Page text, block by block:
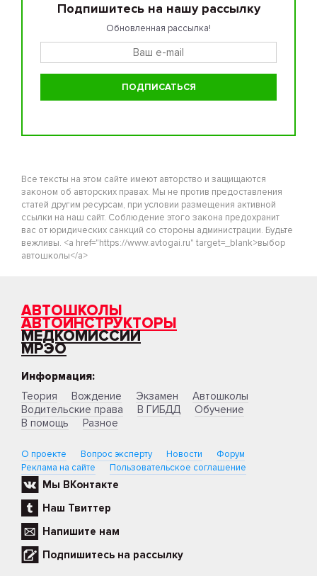
Подпишитесь на нашу рассылку
Обновленная рассылка!
Все тексты на этом сайте имеют авторство и защищаются
законом об авторских правах. Мы не против предоставления
статей другим ресурсам, при условии размещения активной
ссылки на наш сайт. Соблюдение этого закона предохранит
вас от юридических санкций со стороны администрации. Будьте
вежливы. <a href="https://www.avtogai.ru" target=_blank>выбор
автошколы</a>
АВТОШКОЛЫ
АВТОИНСТРУКТОРЫ
МЕДКОМИССИИ
МРЭО
Информация:
Теория
Вождение Экзамен
Автошколы
Водительские права
В ГИБДД
Обучение
В помощь
Разное
О проекте Вопрос эксперту Новости
Форум
Реклама на сайте
Пользовательское соглашение
Мы ВКонтакте
Наш Твиттер
Напишите нам
Подпишитесь на рассылку